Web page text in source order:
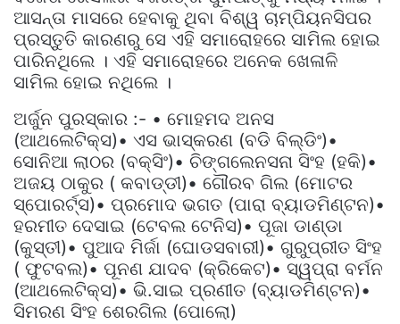
ଆସନ୍ତା ମାସରେ ହେବାକୁ ଥିବା ବିଶ୍ୱ ଚାମ୍ପିୟନସିପର
ପ୍ରସ୍ତୁତି କାରଣରୁ ସେ ଏହି ସମାରୋହରେ ସାମିଲ ହୋଇ
ପାରିନଥିଲେ । ଏହି ସମାରୋହରେ ଅନେକ ଖେଳାଳି
ସାମିଲ ହୋଇ ନଥିଲେ ।
ଅର୍ଜୁନ ପୁରସ୍କାର :- • ମୋହମଦ ଅନସ
(ଆଥଲେଟିକ୍ସ)• ଏସ ଭାସ୍କରଣ (ବଡି ବିଲ୍ଡିଂ)•
ସୋନିଆ ଲାଠର (ବକ୍ସିଂ)• ଚିଙ୍ଗଲେନସନା ସିଂହ (ହକି)•
ଅଜୟ ଠାକୁର ( କବାଡ୍ଡୀ)• ଗୌରବ ଗିଲ (ମୋଟର
ସ୍ପୋରର୍ଟ୍ସ)• ପ୍ରମୋଦ ଭଗତ (ପାରା ବ୍ୟାଡମିଣ୍ଟନ)•
ହରମୀତ ଦେସାଇ (ଟେବଲ ଟେନିସ)• ପୂଜା ଡାଣ୍ଡା
(କୁସ୍ତୀ)• ପୁଆଦ ମିର୍ଜା (ଘୋଡସବାରୀ)• ଗୁରୁପ୍ରୀତ ସିଂହ
( ଫୁଟବଲ)• ପୂନଣ ଯାଦବ (କ୍ରିକେଟ)• ସ୍ୱପ୍ରା ବର୍ମନ
(ଆଥଲେଟିକ୍ସ)• ଭି.ସାଇ ପ୍ରଣୀତ (ବ୍ୟାଡମିଣ୍ଟନ)•
ସିମରଣ ସିଂହ ଶେରଗିଲ (ପୋଲୋ)